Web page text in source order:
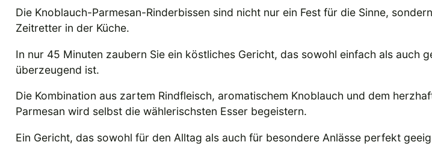
Die Knoblauch-Parmesan-Rinderbissen sind nicht nur ein Fest für die Sinne,
Zeitretter in der Küche.
In nur 45 Minuten zaubern Sie ein köstliches Gericht, das sowohl einfach als auch
überzeugend ist.
Die Kombination aus zartem Rindfleisch, aromatischem Knoblauch und dem
Parmesan wird selbst die wählerischsten Esser begeistern.
Ein Gericht, das sowohl für den Alltag als auch für besondere Anlässe perfekt